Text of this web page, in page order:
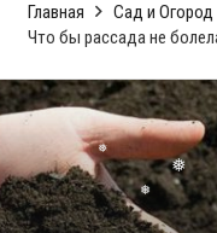
Главная Сад и Огород
Что бы рассада не